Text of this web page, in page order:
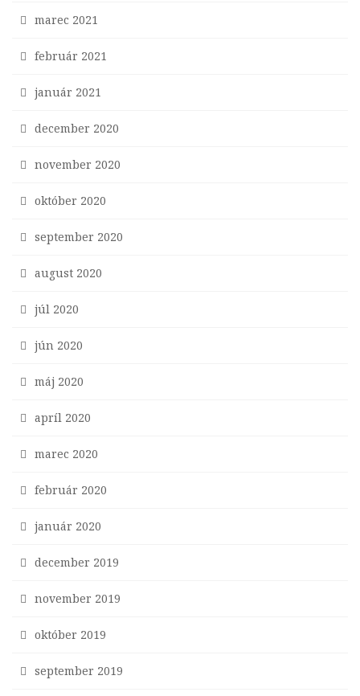
marec 2021
február 2021
január 2021
december 2020
november 2020
október 2020
september 2020
august 2020
júl 2020
jún 2020
máj 2020
apríl 2020
marec 2020
február 2020
január 2020
december 2019
november 2019
október 2019
september 2019